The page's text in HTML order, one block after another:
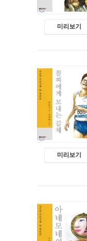
미리보기
미리보기